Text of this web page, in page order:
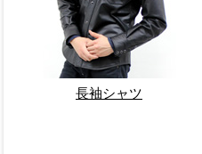
長袖シャツ